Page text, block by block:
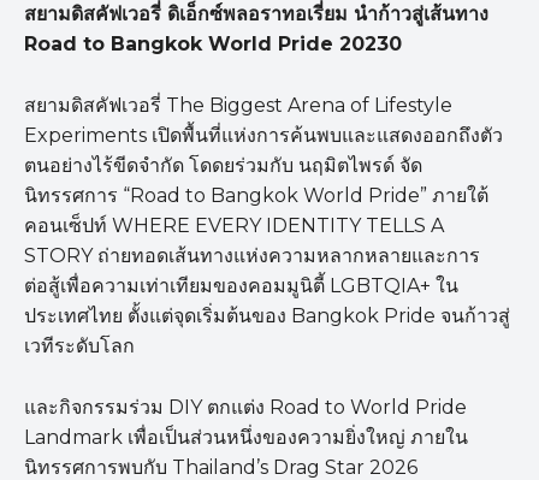
สยามดิสคัฟเวอรี่ ดิเอ็กซ์พลอราทอเรี่ยม นำก้าวสู่เส้นทาง
Road to Bangkok World Pride 20230
สยามดิสคัฟเวอรี่ The Biggest Arena of Lifestyle
Experiments เปิดพื้นที่แห่งการค้นพบและแสดงออกถึงตัว
ตนอย่างไร้ขีดจำกัด โดดยร่วมกับ นฤมิตไพรด์ จัด
นิทรรศการ “Road to Bangkok World Pride” ภายใต้
คอนเซ็ปท์ WHERE EVERY IDENTITY TELLS A
STORY ถ่ายทอดเส้นทางแห่งความหลากหลายและการ
ต่อสู้เพื่อความเท่าเทียมของคอมมูนิตี้ LGBTQIA+ ใน
ประเทศไทย ตั้งแต่จุดเริ่มต้นของ Bangkok Pride จนก้าวสู่
เวทีระดับโลก
และกิจกรรมร่วม DIY ตกแต่ง Road to World Pride
Landmark เพื่อเป็นส่วนหนึ่งของความยิ่งใหญ่ ภายใน
นิทรรศการพบกับ Thailand’s Drag Star 2026